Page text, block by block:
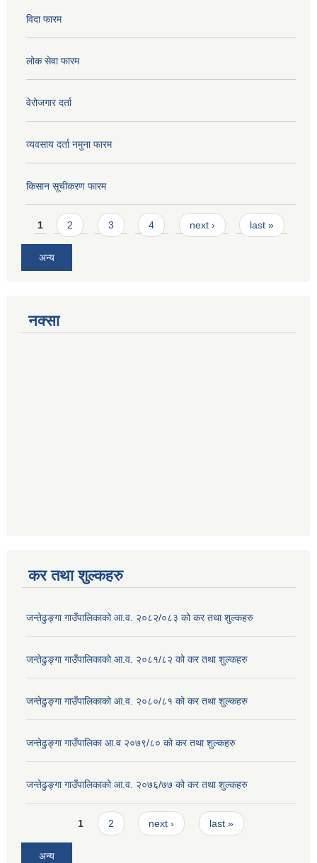
विदा फारम
लोक सेवा फारम
वेरोजगार दर्ता
व्यवसाय दर्ता नमुना फारम
किसान सूचीकरण फारम
Pages
1 2 3 4 next › last »
अन्य
नक्सा
कर तथा शुल्कहरु
जन्तेढुङ्गा गाउँपालिकाको आ.व. २०८२/०८३ को कर तथा शुल्कहरु
जन्तेढुङ्गा गाउँपालिकाको आ.व. २०८१/८२ को कर तथा शुल्कहरु
जन्तेढुङ्गा गाउँपालिकाको आ.व. २०८०/८१ को कर तथा शुल्कहरु
जन्तेढुङ्गा गाउँपालिका आ.व २०७९/८० को कर तथा शुल्कहरु
जन्तेढुङ्गा गाउँपालिकाको आ.व. २०७६/७७ को कर तथा शुल्कहरु
Pages1 2 next › last »
अन्य